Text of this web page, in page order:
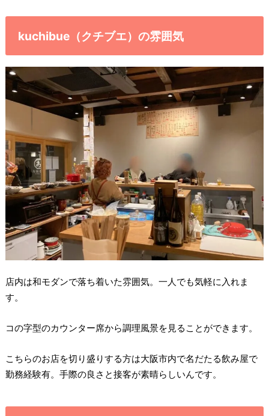
kuchibue（クチブエ）の雰囲気
店内は和モダンで落ち着いた雰囲気。一人でも気軽に入れま
す。
コの字型のカウンター席から調理風景を見ることができます。
こちらのお店を切り盛りする方は大阪市内で名だたる飲み屋で
勤務経験有。手際の良さと接客が素晴らしいんです。